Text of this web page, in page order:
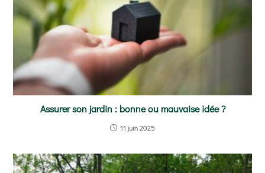
Assurer son jardin : bonne ou mauvaise idée ?
11 juin 2025